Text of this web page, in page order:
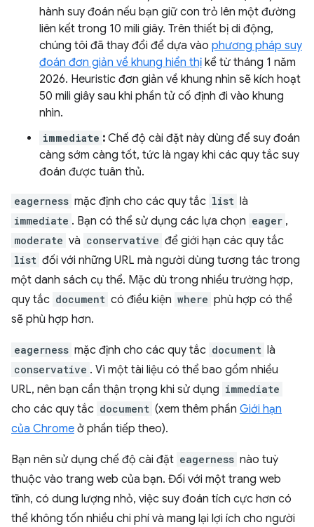
hành suy đoán nếu bạn giữ con trỏ lên một đường
liên kết trong 10 mili giây. Trên thiết bị di động,
chúng tôi đã thay đổi để dựa vào phương pháp suy
đoán đơn giản về khung hiển thị kể từ tháng 1 năm
2026. Heuristic đơn giản về khung nhìn sẽ kích hoạt
50 mili giây sau khi phần tử cố định đi vào khung
nhìn.
immediate : Chế độ cài đặt này dùng để suy đoán
càng sớm càng tốt, tức là ngay khi các quy tắc suy
đoán được tuân thủ.
eagerness mặc định cho các quy tắc list là
immediate . Bạn có thể sử dụng các lựa chọn eager ,
moderate và conservative để giới hạn các quy tắc
list đối với những URL mà người dùng tương tác trong
một danh sách cụ thể. Mặc dù trong nhiều trường hợp,
quy tắc document có điều kiện where phù hợp có thể
sẽ phù hợp hơn.
eagerness mặc định cho các quy tắc document là
conservative . Vì một tài liệu có thể bao gồm nhiều
URL, nên bạn cần thận trọng khi sử dụng immediate
cho các quy tắc document (xem thêm phần Giới hạn
của Chrome ở phần tiếp theo).
Bạn nên sử dụng chế độ cài đặt eagerness nào tuỳ
thuộc vào trang web của bạn. Đối với một trang web
tĩnh, có dung lượng nhỏ, việc suy đoán tích cực hơn có
thể không tốn nhiều chi phí và mang lại lợi ích cho người